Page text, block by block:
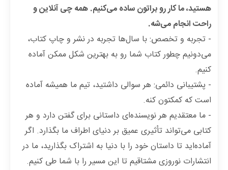
هستید، ما کار رو براتون ساده می‌کنیم. همه چی آنلاین و
راحت انجام می‌شه.
- تجربه و تخصص: با سال‌ها تجربه در نشر و چاپ کتاب،
می‌دونیم چطور کتاب شما رو به بهترین شکل ممکن آماده
کنیم.
- پشتیبانی دائمی: هر سوالی داشتید، تیم ما همیشه آماده
است که کمکتون کنه.
- ما معتقدیم هر نویسنده‌ای داستانی برای گفتن دارد و هر
کتابی می‌تواند تأثیری عمیق بر دنیای اطراف ما بگذارد. اگر
آماده‌اید تا داستان خود را با دنیا به اشتراک بگذارید، ما در
انتشارات نوروزی مشتاقیم تا این مسیر را با شما طی کنیم.